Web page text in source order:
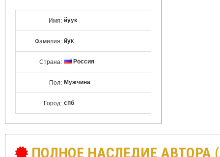
Имя: йуук
Фамилия: йук
Страна: Россия
Пол: Мужчина
Город: спб
ПОЛНОЕ НАСЛЕДИЕ